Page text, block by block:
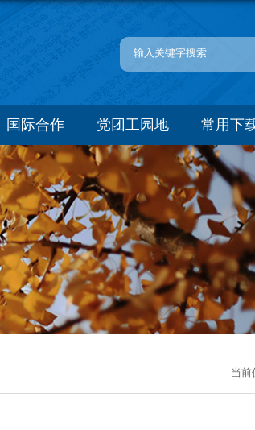
国际合作 党团工园地 常用下
当前